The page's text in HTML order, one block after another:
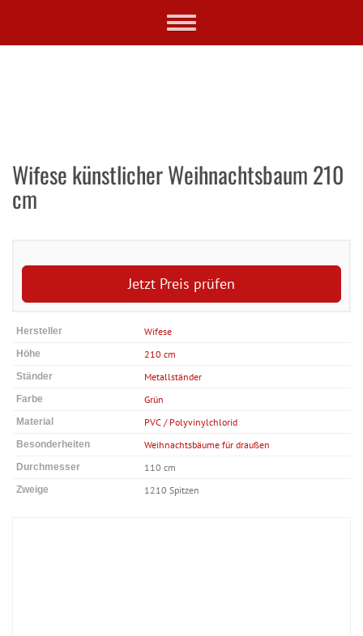
Toggle
Wifese künstlicher Weihnachtsbaum 210
cm
Jetzt Preis prüfen
Hersteller Wifese
Höhe 210 cm
Ständer Metallständer
Farbe Grün
Material PVC / Polyvinylchlorid
Besonderheiten Weihnachtsbäume für draußen
Durchmesser 110 cm
Zweige 1210 Spitzen